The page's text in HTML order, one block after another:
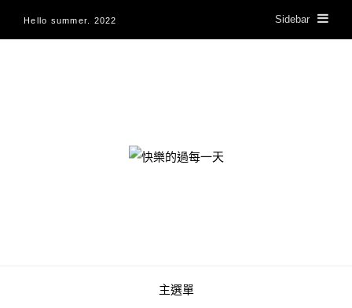
Hello summer. 2022 Sidebar
快樂的過每一天
主選單